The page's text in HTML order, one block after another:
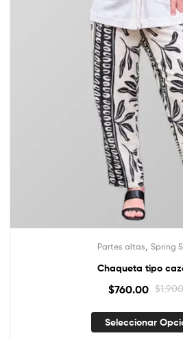
Partes altas Spring
Chaqueta tipo
$
$760.00
Seleccionar